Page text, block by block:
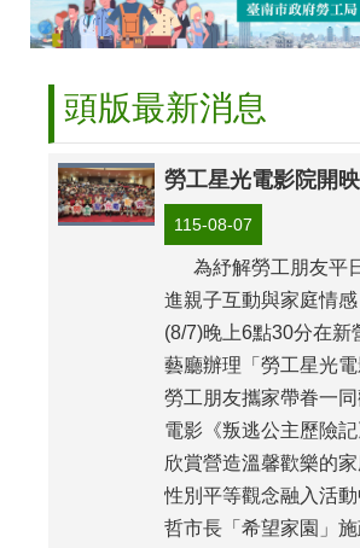
115-07-24 台南勞工局AI培訓課程延續 第三堂課聚
115-07-18 南市勞工局於南創園區辦理第2場
頭版最新消息
115-08-07
為紓解勞工朋友平
進親子互動與家庭情
(8/7)晚上6點30分在新
藝廳辦理「勞工星光
勞工朋友攜家帶眷一
電影《叛逃公主歷險
欣賞營造溫馨歡樂的
性別平等觀念融入活
哲市長「希望家園」